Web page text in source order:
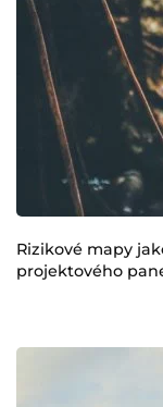
Rizikové mapy
projektového